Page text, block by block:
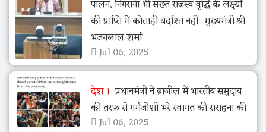
पालन, निगरानी भी सख्त राजस्व वृद्धि के लक्ष्यों
की प्राप्ति में कोताही बर्दाश्त नहीं- मुख्यमंत्री श्री
भजनलाल शर्मा
Jul 06, 2025
देश
प्रधानमंत्री ने ब्राजील में भारतीय समुदाय
की तरफ से गर्मजोशी भरे स्वागत की सराहना की
Jul 06, 2025